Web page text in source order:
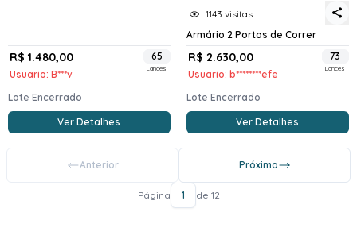
R$ 1.480,00
Usuario: B***v
65
Lances
Lote Encerrado
Ver Detalhes
1143 visitas
Armário 2 Portas de Correr
R$ 2.630,00
Usuario: b********efe
73
Lances
Lote Encerrado
Ver Detalhes
Anterior Próxima
Página 1 de 12